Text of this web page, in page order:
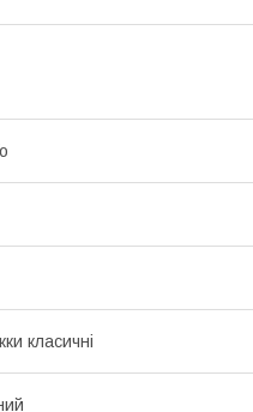
класичні